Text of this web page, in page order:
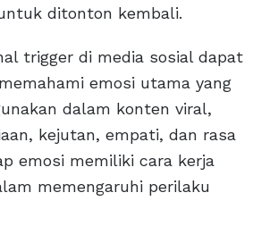
ditonton kembali.
trigger di media sosial dapat
emosi utama yang
dalam konten viral,
kejutan, empati, dan rasa
emosi memiliki cara kerja
memengaruhi perilaku